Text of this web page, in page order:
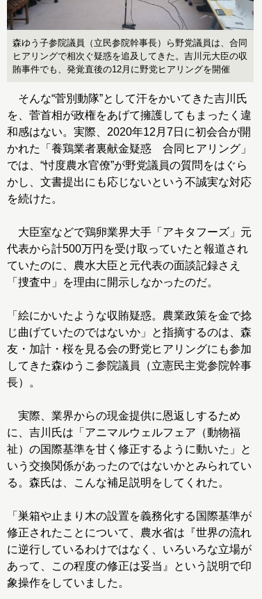
森ゆう子参院議員（立民参院幹事長）ら野党議員は、合同
ヒアリングで相次ぐ疑惑を追及してきた。吉川元大臣の収
賄事件でも、発覚直後の12月に野党ヒアリングを開催
そんな“菅別動隊”として汗をかいてきた吉川氏
を、菅首相が政権をあげて擁護してもまったく違
和感はない。実際、2020年12月7日に初会合が開
かれた「養鶏業者裏献金疑惑 合同ヒアリング」
では、“忖度農水官僚”が野党議員の質問をはぐら
かし、文書提出にも応じないという不誠実な対応
を続けた。
大臣室などで鶏卵業界大手「アキタフーズ」元
代表から計500万円を受け取っていたと報道され
ていたのに、農水大臣と元代表の面談記録さえ
「捜査中」を理由に開示しなかったのだ。
「絵にかいたような収賄疑惑。農業政策を金で捻
じ曲げていたのではないか」と指摘するのは、森
友・加計・桜を見る会の野党ヒアリングにも参加
してきた森ゆうこ参院議員（立憲民主党参院幹事
長）。
実際、業界からの現金提供に恩返しするため
に、吉川氏は「アニマルウェルフェア（動物福
祉）の国際基準を甘く修正するように動いた」と
いう交換関係があったのではないかとみられてい
る。森氏は、こんな補足説明をしてくれた。
「巣箱や止まり木の設置を義務化する国際基準が
修正されたことについて、農水省は『世界の流れ
に逆行しているわけではなく、いろいろな立場が
あって、この程度の修正は妥当』という説明で印
象操作をしていました。